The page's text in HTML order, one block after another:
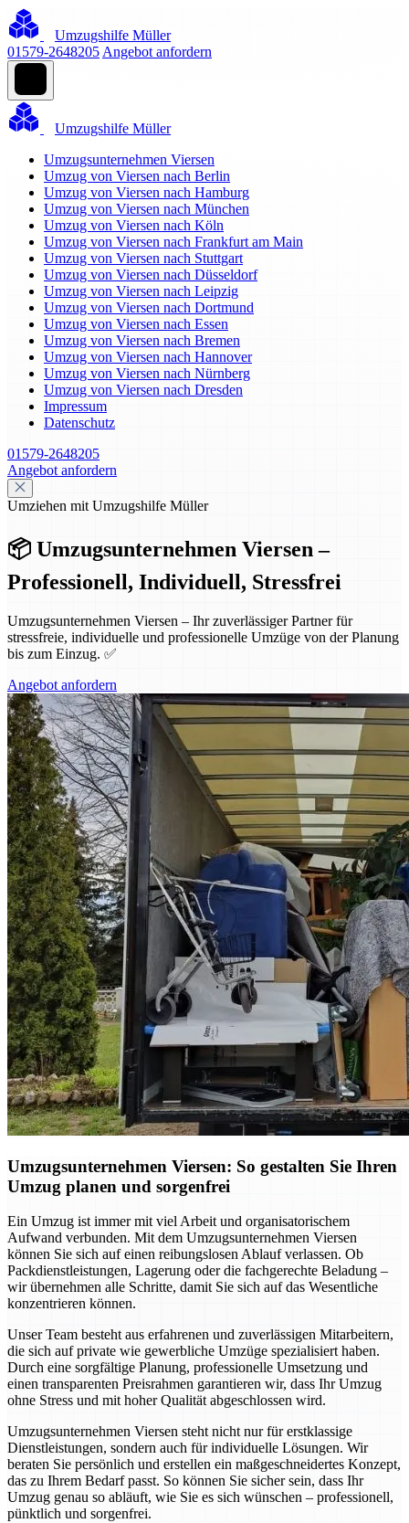
Umzugshilfe Müller
01579-2648205 Angebot anfordern
Umzugshilfe Müller
Umzugsunternehmen Viersen
Umzug von Viersen nach Berlin
Umzug von Viersen nach Hamburg
Umzug von Viersen nach München
Umzug von Viersen nach Köln
Umzug von Viersen nach Frankfurt am Main
Umzug von Viersen nach Stuttgart
Umzug von Viersen nach Düsseldorf
Umzug von Viersen nach Leipzig
Umzug von Viersen nach Dortmund
Umzug von Viersen nach Essen
Umzug von Viersen nach Bremen
Umzug von Viersen nach Hannover
Umzug von Viersen nach Nürnberg
Umzug von Viersen nach Dresden
Impressum
Datenschutz
01579-2648205
Angebot anfordern
Umziehen mit Umzugshilfe Müller
📦 Umzugsunternehmen Viersen –
Professionell, Individuell, Stressfrei
Umzugsunternehmen Viersen – Ihr zuverlässiger Partner für
stressfreie, individuelle und professionelle Umzüge von der Planung
bis zum Einzug. ✅
Angebot anfordern
Umzugsunternehmen Viersen: So gestalten Sie Ihren
Umzug planen und sorgenfrei
Ein Umzug ist immer mit viel Arbeit und organisatorischem
Aufwand verbunden. Mit dem Umzugsunternehmen Viersen
können Sie sich auf einen reibungslosen Ablauf verlassen. Ob
Packdienstleistungen, Lagerung oder die fachgerechte Beladung –
wir übernehmen alle Schritte, damit Sie sich auf das Wesentliche
konzentrieren können.
Unser Team besteht aus erfahrenen und zuverlässigen Mitarbeitern,
die sich auf private wie gewerbliche Umzüge spezialisiert haben.
Durch eine sorgfältige Planung, professionelle Umsetzung und
einen transparenten Preisrahmen garantieren wir, dass Ihr Umzug
ohne Stress und mit hoher Qualität abgeschlossen wird.
Umzugsunternehmen Viersen steht nicht nur für erstklassige
Dienstleistungen, sondern auch für individuelle Lösungen. Wir
beraten Sie persönlich und erstellen ein maßgeschneidertes Konzept,
das zu Ihrem Bedarf passt. So können Sie sicher sein, dass Ihr
Umzug genau so abläuft, wie Sie es sich wünschen – professionell,
pünktlich und sorgenfrei.